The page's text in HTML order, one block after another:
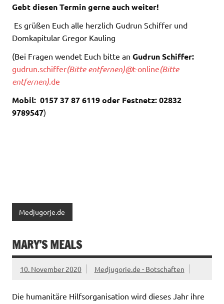
Gebt diesen Termin gerne auch weiter!
Es grüßen Euch alle herzlich Gudrun Schiffer und
Domkapitular Gregor Kauling
(Bei Fragen wendet Euch bitte an Gudrun Schiffer:
gudrun.schiffer(Bitte entfernen)@t-online(Bitte
entfernen).de
Mobil: 0157 37 87 6119 oder Festnetz: 02832
9789547)
Medjugorje.de
MARY’S MEALS
10. November 2020 Medjugorie.de - Botschaften
Die humanitäre Hilfsorganisation wird dieses Jahr ihre